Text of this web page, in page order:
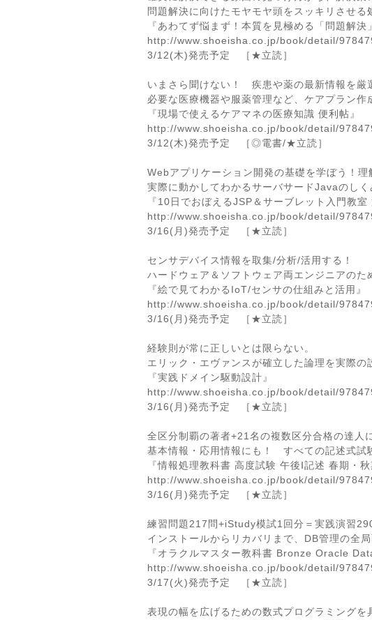
問題解決に向けたモヤモヤ頭をスッキリさせる
『あわてず悩まず！本質を見極める「問題解決
http://www.shoeisha.co.jp/book/detail/
3/12(木)発売予定 ［★立読］
いまさら聞けない！ 疾患や薬の最新情報を
必要な医療機器や服薬管理など、ケアプラン作
『現場で使えるケアマネの医療知識 便利帖』
http://www.shoeisha.co.jp/book/detail/
3/12(木)発売予定 ［◎電書/★立読］
Webアプリケーション開発の基礎を学ぼう！理
実際に動かしてわかるサーバサードJavaのしく
『10日でおぼえるJSP＆サーブレット入門教室
http://www.shoeisha.co.jp/book/detail/
3/16(月)発売予定 ［★立読］
センサデバイス情報を取集/分析/活用する！
ハードウェア＆ソフトウェア両エンジニアのた
『絵で見てわかるIoT/センサの仕組みと活用』
http://www.shoeisha.co.jp/book/detail/
3/16(月)発売予定 ［★立読］
経験則が常に正しいとは限らない。
エリック・エヴァンスが確立した論理を実際の
『実践ドメイン駆動設計』
http://www.shoeisha.co.jp/book/detail/
3/16(月)発売予定 ［★立読］
全区分制覇の著者+21名の複数区分合格の達人
基本情報・応用情報にも！ すべての記述式試
『情報処理教科書 高度試験 午後Ⅰ記述 春期・秋
http://www.shoeisha.co.jp/book/detail/
3/16(月)発売予定 ［★立読］
練習問題217問+iStudy模試1回分＝実践演習
インストールからリカバリまで、DB管理の全局
『オラクルマスター教科書 Bronze Oracle
http://www.shoeisha.co.jp/book/detail/
3/17(火)発売予定 ［★立読］
表現の幅を広げるための数式プログラミング